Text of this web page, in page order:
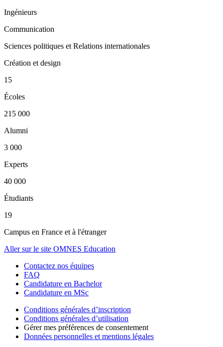
Ingénieurs
Communication
Sciences politiques et Relations internationales
Création et design
15
Écoles
215 000
Alumni
3 000
Experts
40 000
Étudiants
19
Campus en France et à l'étranger
Aller sur le site OMNES Education
Contactez nos équipes
FAQ
Candidature en Bachelor
Candidature en MSc
Conditions générales d’inscription
Conditions générales d’utilisation
Gérer mes préférences de consentement
Données personnelles et mentions légales